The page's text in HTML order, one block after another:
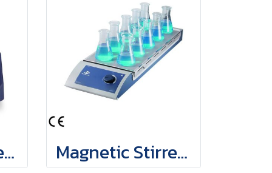
Magnetic Stirrer MGS-6P Magnetic Stirrer 0.4L×10 Multi-Position MGS-M10